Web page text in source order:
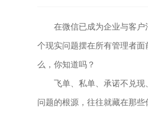
在微信已成为企业与客户
个现实问题摆在所有管理者
么，你知道吗？
飞单、私单、承诺不兑现
问题的根源，往往就藏在那